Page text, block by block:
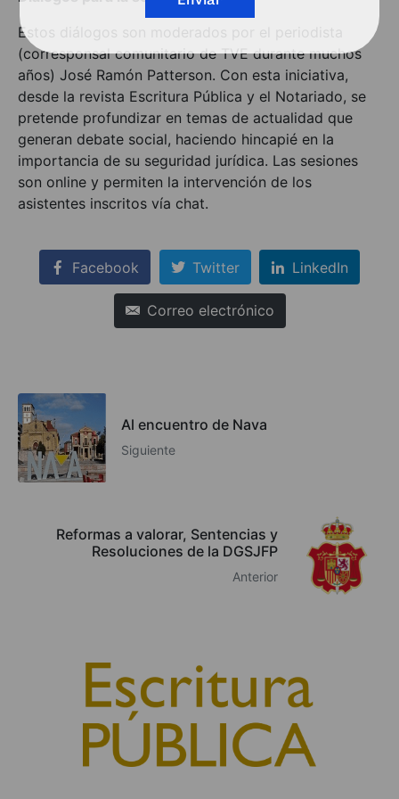
Estos diálogos son moderados por el periodista
(corresponsal comunitario de TVE durante muchos
años) José Ramón Patterson. Con esta iniciativa,
desde la revista Escritura Pública y el Notariado, se
pretende profundizar en temas de actualidad que
generan debate social, haciendo hincapié en la
importancia de su seguridad jurídica. Las sesiones
son online y permiten la intervención de los
asistentes inscritos vía chat.
Facebook Twitter LinkedIn
Correo electrónico
Al encuentro de Nava
Siguiente
Reformas a valorar, Sentencias y
Resoluciones de la DGSJFP
Anterior